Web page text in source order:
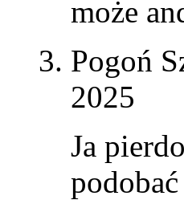
może
Pogoń
2025
Ja